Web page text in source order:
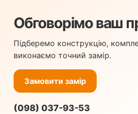
Обговорімо ваш
Підберемо конструкцію,
виконаємо точний замір.
Замовити замір
(098) 037-93-53